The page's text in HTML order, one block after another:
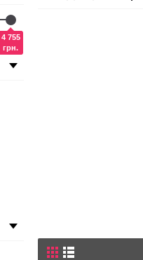
4 755
грн.